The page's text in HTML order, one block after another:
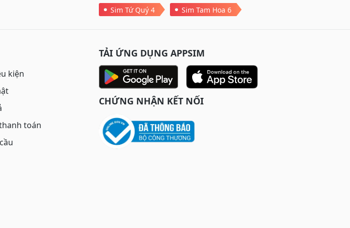
Sim Tứ Quý 4
Sim Tam Hoa 6
kiện
toán
TẢI ỨNG DỤNG APPSIM
CHỨNG NHẬN KẾT NỐI